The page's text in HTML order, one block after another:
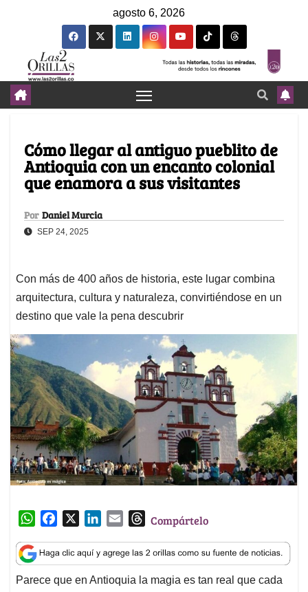
agosto 6, 2026
Cómo llegar al antiguo pueblito de
Antioquia con un encanto colonial
que enamora a sus visitantes
Por Daniel Murcia
SEP 24, 2025
Con más de 400 años de historia, este lugar combina
arquitectura, cultura y naturaleza, convirtiéndose en un
destino que vale la pena descubrir
W
a
t
s
c
e
b
n
k
e
a
i
l
T
r
e
a
Compártelo
Parece que en Antioquia la magia es tan real que cada